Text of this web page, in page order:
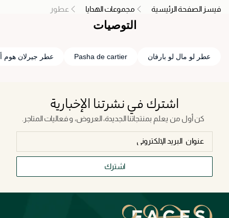
فيسز الصفحة الرئيسية مجموعات الهدايا عطور
التوصيات
عطر لو مال لو بارفان Pasha de cartier عطر جيرلان هوم
اشترك في نشرتنا الإخبارية
كن أول من يعلم بمنتجاتنا الجديدة، العروض، و فعاليات المتاجر.
اشترك